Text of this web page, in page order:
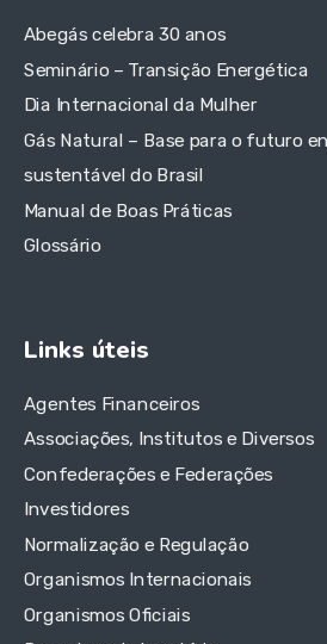
Abegás celebra 30 anos
Seminário – Transição Energética
Dia Internacional da Mulher
Gás Natural – Base para o futuro
sustentável do Brasil
Manual de Boas Práticas
Glossário
Links úteis
Agentes Financeiros
Associações, Institutos e Diversos
Confederações e Federações
Investidores
Normalização e Regulação
Organismos Internacionais
Organismos Oficiais